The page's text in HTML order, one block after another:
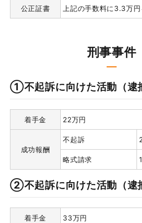
公正証書 上記の手数料に3.3万円
刑事事件
①不起訴に向けた活動（逮
着手金 22万円
成功報酬
不起訴
略式請求
②不起訴に向けた活動（逮
着手金 33万円